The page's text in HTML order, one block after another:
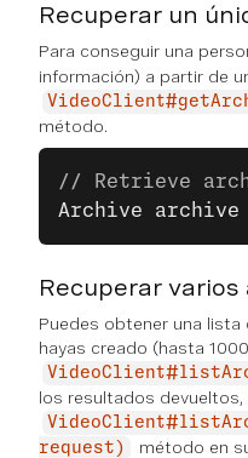
Recuperar un
Para conseguir una
información) a partir de
método.
// Retrieve
Archive archive
Recuperar varios
Puedes obtener una
hayas creado (hasta
los resultados devueltos,
request)
método en